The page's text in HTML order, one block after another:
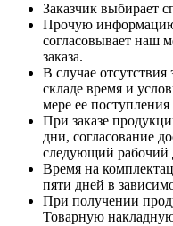
Заказчик выбирает
Прочую информацию
согласовывает наш
заказа.
В случае
складе время и
мере ее
При заказе
дни, согласование
следующий рабочий
Время на
пяти дней в
При получении
Товарную